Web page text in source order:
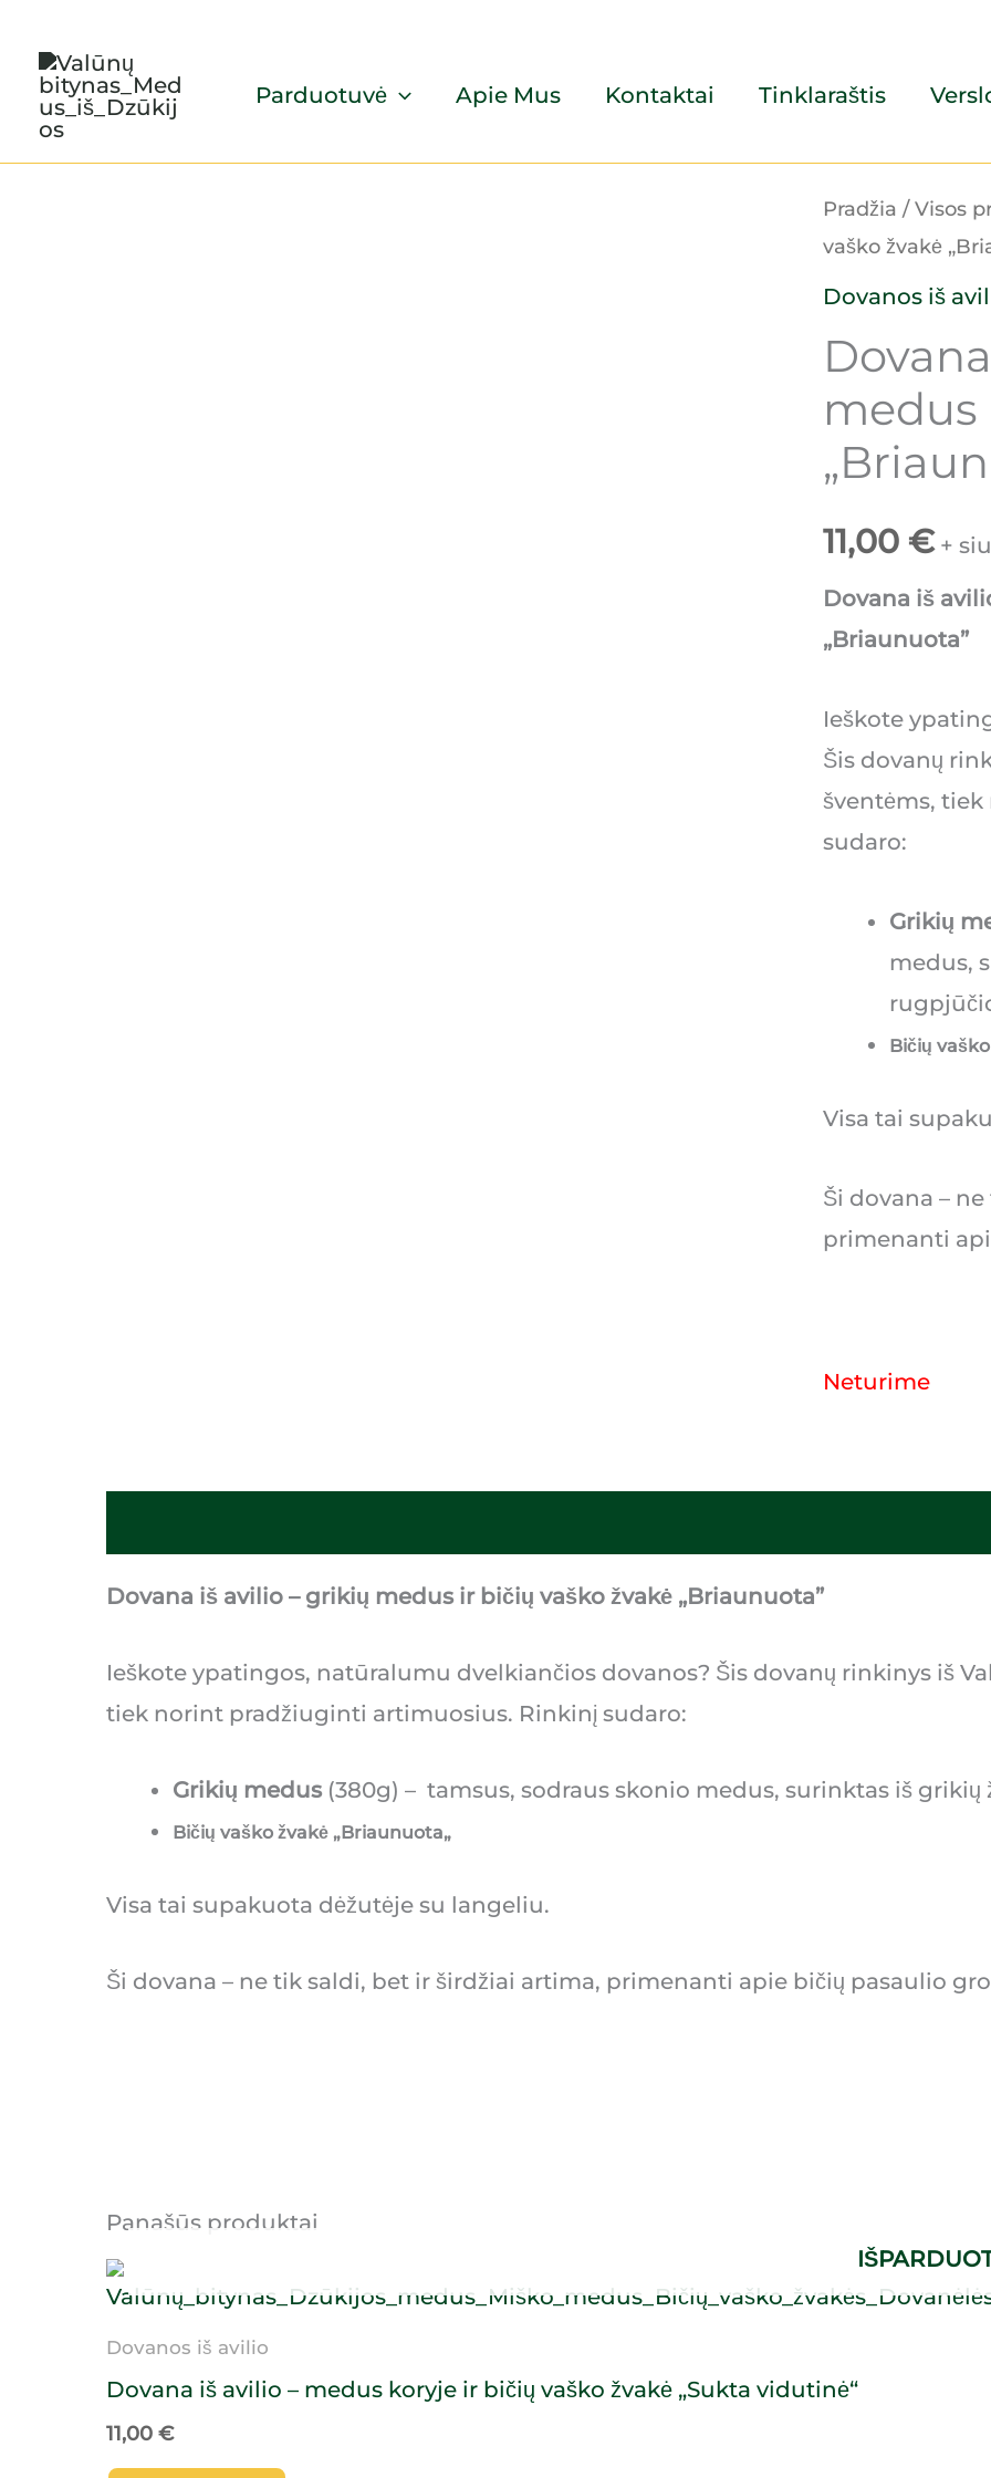
prie
turinio
Parduotuvė Apie Mus Kontaktai Tinklaraštis
Pradžia /Visos
vaško žvakė
Dovanos iš
medus
11,00 € +
Dovana iš
„Briaunuota”
Ieškote
Šis dovanų
šventėms,
sudaro:
Grikių
medus,
Bičių
Visa tai
Ši dovana –
primenanti
Neturime
Dovana iš avilio – grikių medus ir bičių vaško žvakė „Briaunuota”
Ieškote ypatingos, natūralumu dvelkiančios dovanos? Šis dovanų rinkinys iš
tiek norint pradžiuginti artimuosius. Rinkinį sudaro:
Grikių medus (380g) – tamsus, sodraus skonio medus, surinktas iš
Bičių vaško žvakė „ Briaunuota„
Visa tai supakuota dėžutėje su langeliu.
Ši dovana – ne tik saldi, bet ir širdžiai artima, primenanti apie bičių pasaulio
Panašūs produktai
Dovanos iš avilio
Dovana iš avilio – medus koryje ir bičių vaško žvakė „Sukta vidutinė“
11,00 €